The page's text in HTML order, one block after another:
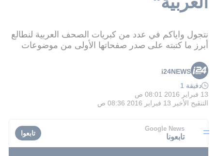
نتجول واياكم في عدد من كبريات الصحف العربية لنطالع
أبرز ما كتبته على صدر صفحاتها الأولى من موضوعات
i24NEWS
دقيقة 1
13 فبراير 2016 08:01 ص
التنقيح الأخير 13 فبراير 2016 08:36 ص
Google News
تابعونا تابعوا